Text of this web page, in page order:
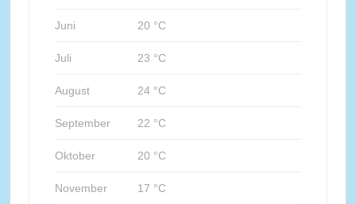
Juni 20 °C
Juli 23 °C
August 24 °C
September 22 °C
Oktober 20 °C
November 17 °C